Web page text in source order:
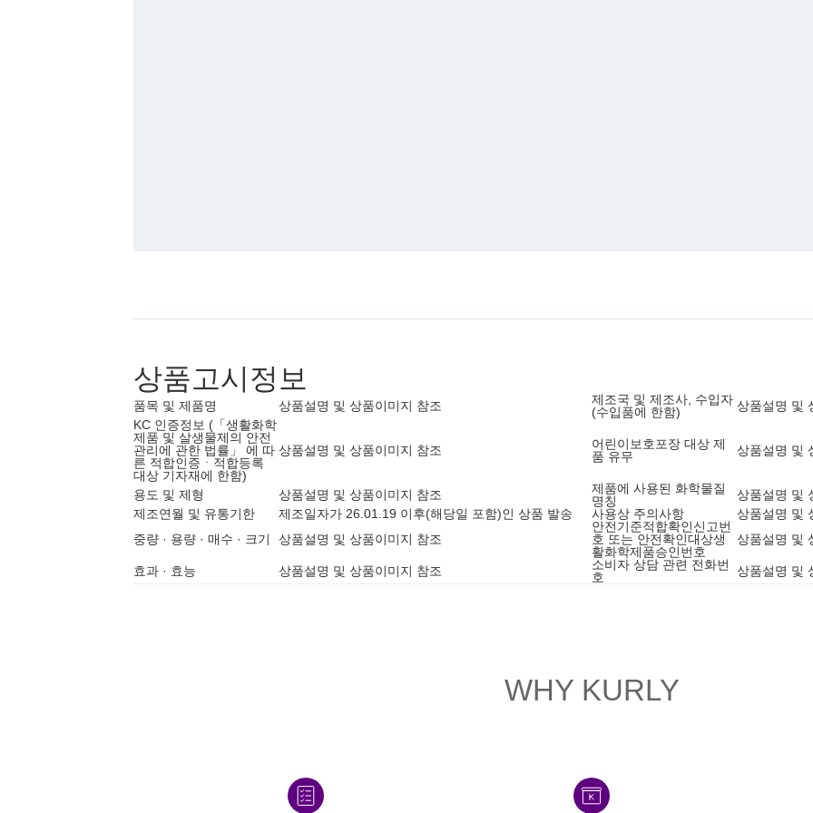
상품고시정보
품목 및 제품명 상품설명 및 상품이미지 참조
제조국 및 제조사, 수입자
(수입품에 한함)
상품설명 및
KC 인증정보 (「생활화학
제품 및 살생물제의 안전
관리에 관한 법률」 에 따
른 적합인증ㆍ적합등록
대상 기자재에 한함)
상품설명 및 상품이미지 참조
어린이보호포장 대상 제
품 유무
상품설명 및
용도 및 제형 상품설명 및 상품이미지 참조
제품에 사용된 화학물질
명칭
상품설명 및
제조연월 및 유통기한
제조일자가 26.01.19 이후(해당일 포함)인 상품 발송 사용상 주의사항
상품설명 및
중량 · 용량 · 매수 · 크기
상품설명 및 상품이미지 참조
안전기준적합확인신고번
호 또는 안전확인대상생
활화학제품승인번호
상품설명 및
효과 · 효능 상품설명 및 상품이미지 참조
소비자 상담 관련 전화번
호
상품설명 및
WHY KURLY